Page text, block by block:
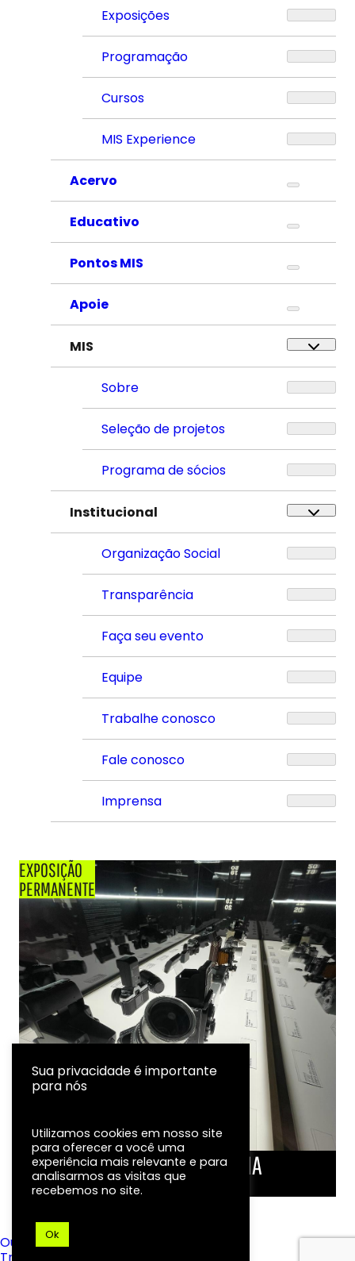
Exposições
Programação
Cursos
MIS Experience
Acervo
Educativo
Pontos MIS
Apoie
MIS
Sobre
Seleção de projetos
Programa de sócios
Institucional
Organização Social
Transparência
Faça seu evento
Equipe
Trabalhe conosco
Fale conosco
Imprensa
EXPOSIÇÃO
PERMANENTE
LINHA DO TEMPO DA FOTOGRAFIA
EXPOSIÇÃO
Ouvidoria
Sua privacidade é importante
para nós
Utilizamos cookies em nosso site
para oferecer a você uma
experiência mais relevante e para
analisarmos as visitas que
recebemos no site.
Ok